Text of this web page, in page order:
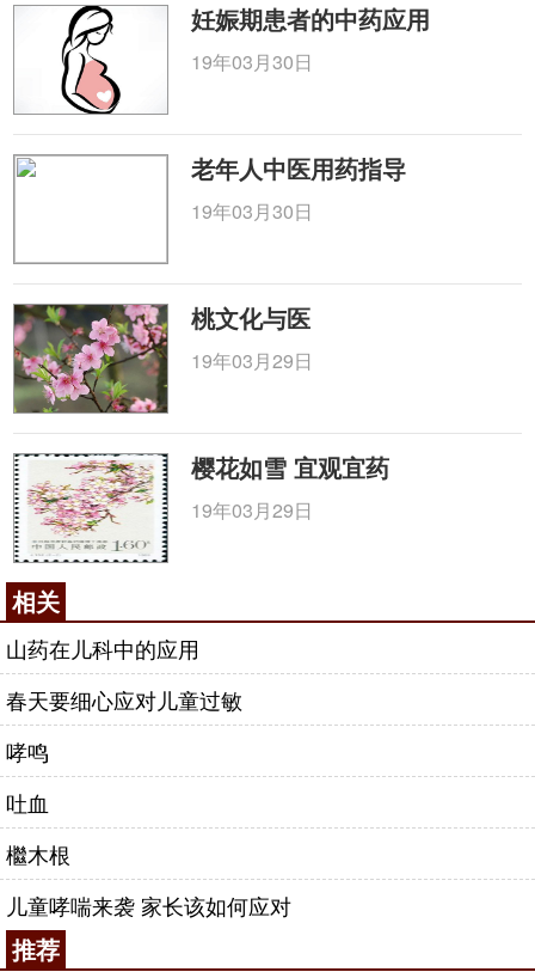
妊娠期患者的中药应用
19年03月30日
老年人中医用药指导
19年03月30日
桃文化与医
19年03月29日
樱花如雪 宜观宜药
19年03月29日
相关
山药在儿科中的应用
春天要细心应对儿童过敏
哮鸣
吐血
檵木根
儿童哮喘来袭 家长该如何应对
推荐